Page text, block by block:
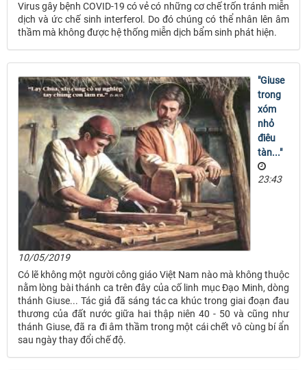
Virus gây bệnh COVID-19 có vẻ có những cơ chế trốn tránh miễn
dịch và ức chế sinh interferol. Do đó chúng có thể nhân lên âm
thầm mà không được hệ thống miễn dịch bẩm sinh phát hiện.
"Giuse
trong
xóm
nhỏ
điêu
tàn..."
23:43
10/05/2019
Có lẽ không một người công giáo Việt Nam nào mà không thuộc
nằm lòng bài thánh ca trên đây của cố linh mục Ðạo Minh, dòng
thánh Giuse... Tác giả đã sáng tác ca khúc trong giai đoạn đau
thương của đất nước giữa hai thập niên 40 - 50 và cũng như
thánh Giuse, đã ra đi âm thầm trong một cái chết vô cùng bí ẩn
sau ngày thay đổi chế độ.